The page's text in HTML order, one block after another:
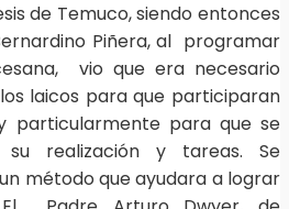
de Temuco, siendo entonces
Piñera, al programar
vio que era necesario
laicos para que participaran
particularmente para que se
su realización y tareas. Se
método que ayudara a lograr